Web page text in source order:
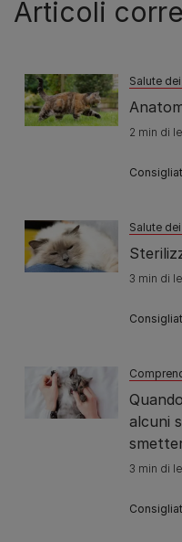
Articoli
Salute
2 min di
Salute
3 min di
alcuni
3 min di